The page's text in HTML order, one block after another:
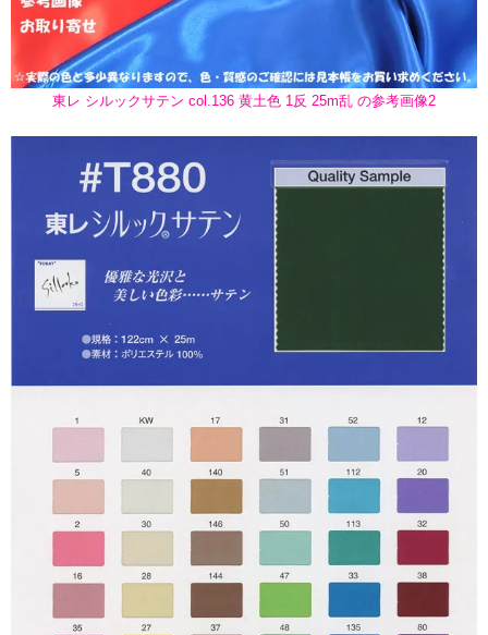
東レ シルックサテン col.136 黄土色 1反 25m乱 の参考画像2